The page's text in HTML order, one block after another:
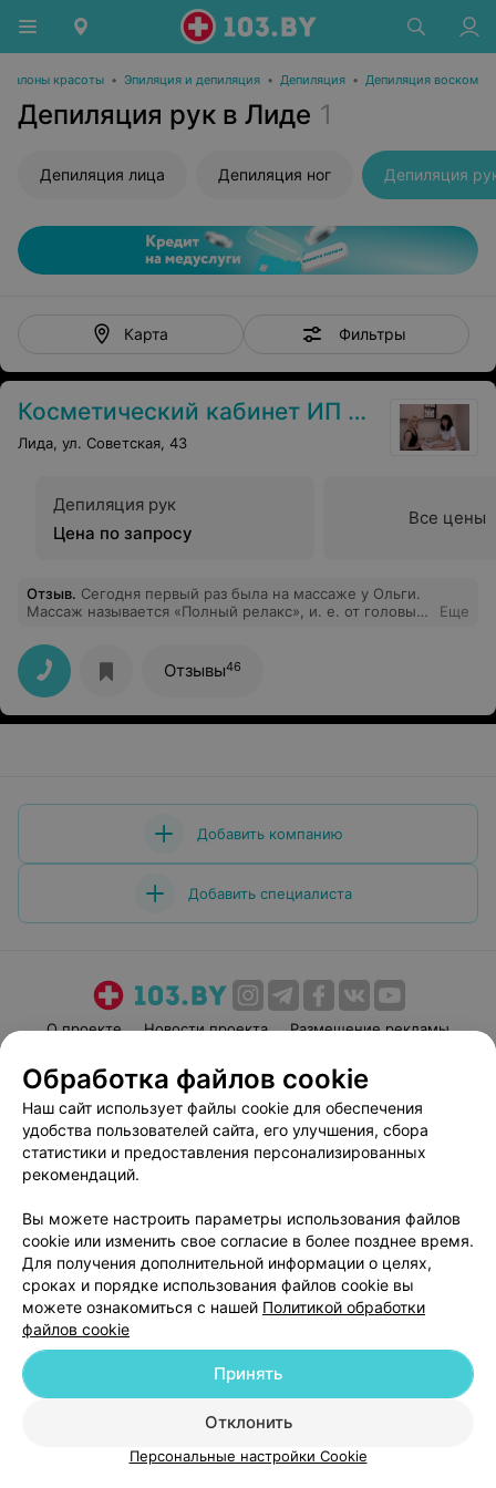
Салоны красоты • Эпиляция и депиляция • Депиляция • Депиляция воском
Депиляция рук в Лиде 1
Депиляция лица Депиляция ног Депиляция
Карта Фильтры
Косметический кабинет ИП Турчина О.В.
Лида, ул. Советская, 43
Депиляция рук
Цена по запросу
Все цены
Отзыв. Сегодня первый раз была на массаже у Ольги.
Массаж называется «Полный релакс», и. е. от головы
просто волшебно. Очень понравилось)Ольга- Мастер
своего дела, приятна в общении! Рекомендую
Еще
Отзывы46
Добавить компанию
Добавить специалиста
О проекте Новости проекта
Размещение рекламы
Пользовательское соглашение
Способы оплаты
Вакансии
Партнеры
Написать руководителю 103.by
Персональные настройки cookie
Обработка персональных данных
© 2026 ООО «Артокс Лаб», УНП 191700409| 220012, Республика Беларусь,
г. Минск, улица Толбухина, 2, пом. 16 | help@103.by
Служба поддержки +375 291212755
Обработка файлов cookie
Наш сайт использует файлы cookie для обеспечения
удобства пользователей сайта, его улучшения, сбора
статистики и предоставления персонализированных
рекомендаций.
Вы можете настроить параметры использования файлов
cookie или изменить свое согласие в более позднее время.
Для получения дополнительной информации о целях,
сроках и порядке использования файлов cookie вы
можете ознакомиться с нашей Политикой обработки
файлов cookie
Отклонить
Принять
Персональные настройки Cookie